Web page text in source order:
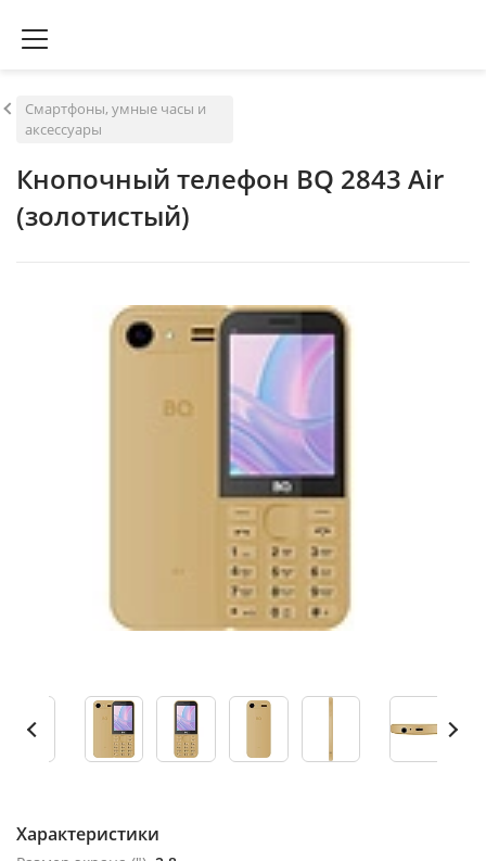
Смартфоны, умные часы и
аксессуары
Кнопочный телефон BQ 2843 Air
(золотистый)
Характеристики